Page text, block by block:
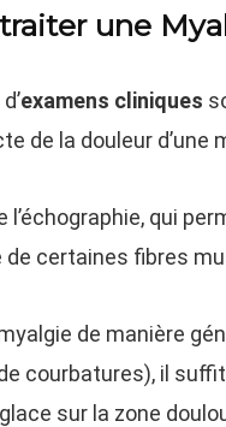
une
examens cliniques
de la douleur d’une
l’échographie, qui
de certaines fibres
de manière
courbatures), il
sur la zone